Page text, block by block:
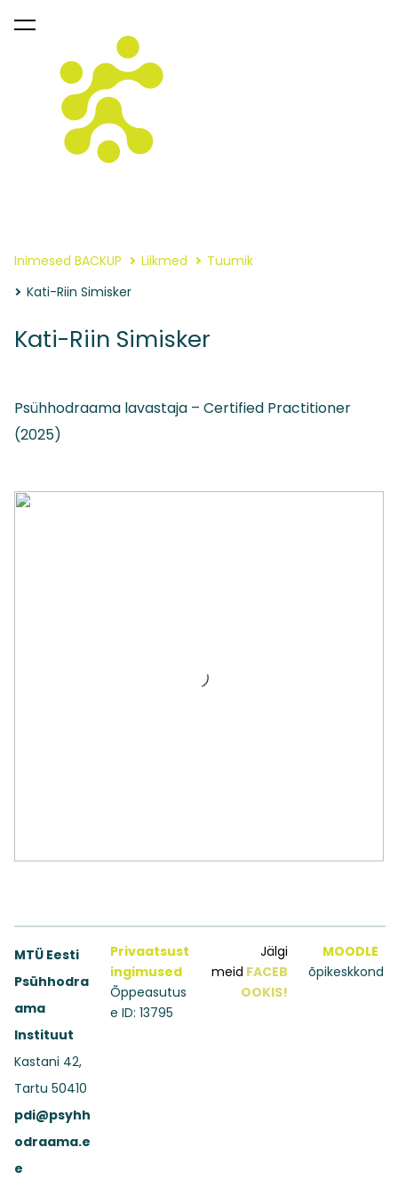
lisati ostukorvi.
Inimesed BACKUP Liikmed
Tuumik
Kati-Riin Simisker
Kati-Riin Simisker
Psühhodraama lavastaja – Certified Practitioner
(2025)
MTÜ Eesti
Psühhodra
ama
Instituut
Kastani 42,
Tartu 50410
pdi@psyhh
odraama.e
e
Privaatsust
ingimused
Õppeasutus
e ID: 13795
Jälgi
meid FACEB
OOKIS!
MOODLE
õpikeskkond